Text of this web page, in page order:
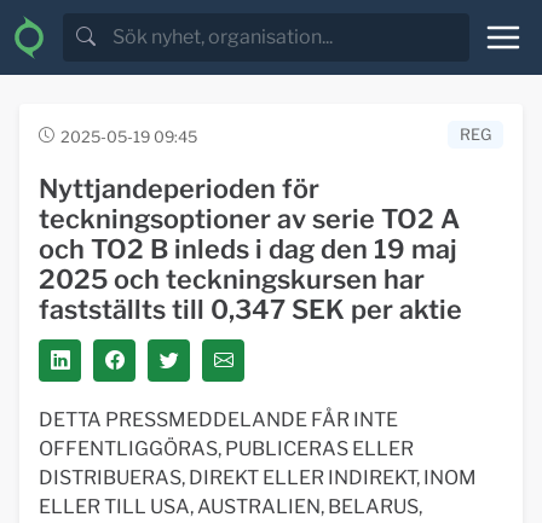
2025-05-19 09:45 REG
Nyttjandeperioden för
teckningsoptioner av serie TO2 A
och TO2 B inleds i dag den 19 maj
2025 och teckningskursen har
fastställts till 0,347 SEK per aktie
DETTA PRESSMEDDELANDE FÅR INTE
OFFENTLIGGÖRAS, PUBLICERAS ELLER
DISTRIBUERAS, DIREKT ELLER INDIREKT, INOM
ELLER TILL USA, AUSTRALIEN, BELARUS,